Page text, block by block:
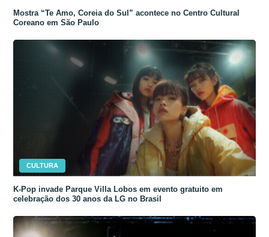
Mostra “Te Amo, Coreia do Sul” acontece no Centro Cultural
Coreano em São Paulo
CULTURA
K-Pop invade Parque Villa Lobos em evento gratuito em
celebração dos 30 anos da LG no Brasil